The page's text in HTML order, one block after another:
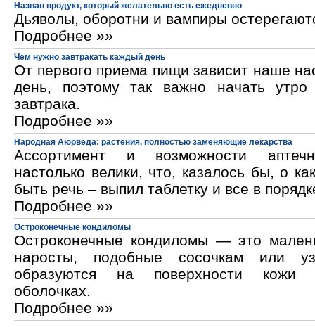
Назван продукт, который желательно есть ежедневно
Дьяволы, оборотни и вампиры
Подробнее »»
Чем нужно завтракать каждый день
От первого приема пищи зависит наше
день, поэтому так важно начать утро
завтрака.
Подробнее »»
Народная Аюрведа: растения, полностью заменяющие лекарства
Ассортимент и возможности
настолько велики, что, казалось бы, о
быть речь – выпил таблетку и все в
Подробнее »»
Остроконечные кондиломы
Остроконечные кондиломы — это
наросты, подобные сосочкам или
образуются на поверхности кожи
оболочках.
Подробнее »»